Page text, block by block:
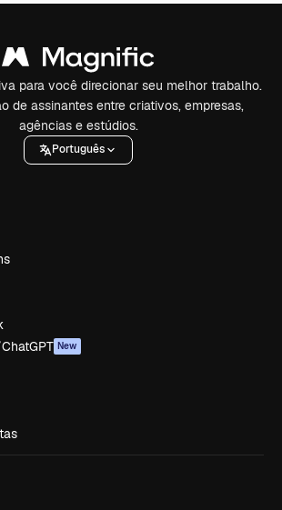
para você direcionar seu melhor trabalho.
de assinantes entre criativos, empresas,
agências e estúdios.
Português
New